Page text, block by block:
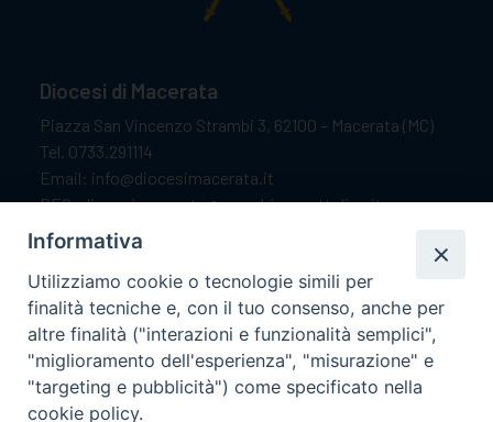
Diocesi di Macerata
Piazza San Vincenzo Strambi 3, 62100 – Macerata (MC)
Tel. 0733.291114
Email: info@diocesimacerata.it
PEC: diocesimacerata@pec.chiesacattolica.it
Comunicazioni urgenti WhatsApp:
Orari di apertura
Dal lunedì al sabato dalle 9.30 alle 12.00.
Il pomeriggio solo su appuntamento.
Informativa
Utilizziamo cookie o tecnologie simili per
finalità tecniche e, con il tuo consenso, anche per
altre finalità ("interazioni e funzionalità semplici",
"miglioramento dell'esperienza", "misurazione" e
"targeting e pubblicità") come specificato nella
cookie policy.